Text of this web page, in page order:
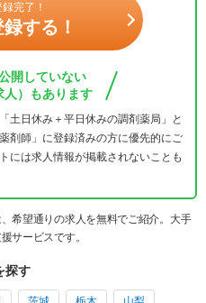
完了！
する！
開していない
人）もあります
土日休み＋平日休みの調剤薬局」と
剤師」に登録済みの方に優先的にご
には求人情報が掲載されないことも
希望通りの求人を無料でご紹介。大手
サービスです。
探す